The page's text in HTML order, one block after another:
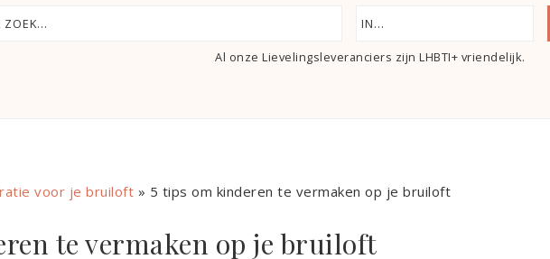
Al onze Lievelingsleveranciers zijn LHBTI+ vriendelijk.
voor je bruiloft » 5 tips om kinderen te vermaken op je bruiloft
te vermaken op je bruiloft